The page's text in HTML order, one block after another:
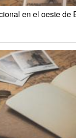
en el oeste de